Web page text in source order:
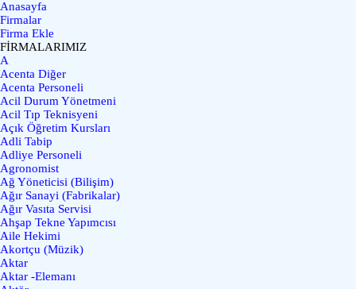
Anasayfa
Firmalar
Firma Ekle
FİRMALARIMIZ
A
Acenta Diğer
Acenta Personeli
Acil Durum Yönetmeni
Acil Tıp Teknisyeni
Açık Öğretim Kursları
Adli Tabip
Adliye Personeli
Agronomist
Ağ Yöneticisi (Bilişim)
Ağır Sanayi (Fabrikalar)
Ağır Vasıta Servisi
Ahşap Tekne Yapımcısı
Aile Hekimi
Akortçu (Müzik)
Aktar
Aktar -Elemanı